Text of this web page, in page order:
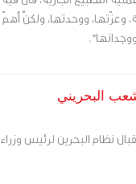
وعزّتها، ووحدتها، ولكنَّ أهمّ
البحريني
نظام البحرين لرئيس وزراء